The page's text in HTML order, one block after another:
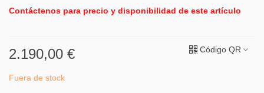
Contáctenos para precio y disponibilidad de este artículo
2.190,00 € Código QR
Fuera de stock